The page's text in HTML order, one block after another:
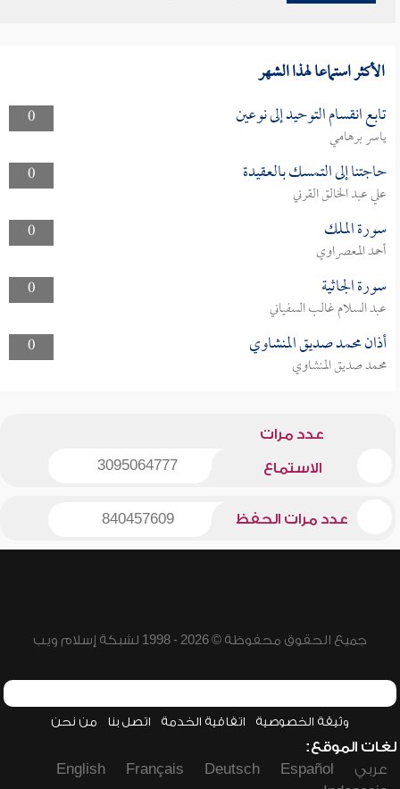
الأكثر استماعا لهذا الشهر
0 تابع انقسام التوحيد إلى نوعين
ياسر برهامي
0
حاجتنا إلى التمسك بالعقيدة
علي عبد الخالق القرني
0
سورة الملك
أحمد المعصراوي
0
سورة الجاثية
عبد السلام غالب السفياني
0
أذان محمد صديق المنشاوي
محمد صديق المنشاوي
عدد مرات
الاستماع 3095064777
عدد مرات الحفظ 840457609
جميع الحقوق محفوظة © 2026 - 1998 لشبكة إسلام ويب
وثيقة الخصوصية اتفاقية الخدمة اتصل بنا من نحن
لغات الموقع:
عربي
Español
Deutsch
Français
English